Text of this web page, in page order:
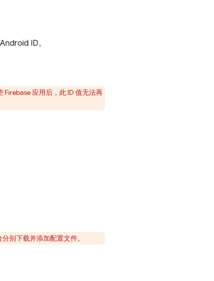
ID。
Firebase 应用后，此 ID 值无法再
别下载并添加配置文件。